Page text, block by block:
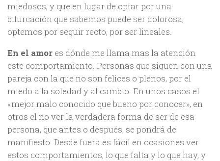
miedosos, y que en lugar de optar por una
bifurcación que sabemos puede ser dolorosa,
optemos por seguir recto, por ser lineales.
En el amor es dónde me llama mas la atención
este comportamiento. Personas que siguen con una
pareja con la que no son felices o plenos, por el
miedo a la soledad y al cambio. En unos casos el
«mejor malo conocido que bueno por conocer», en
otros el no ver la verdadera forma de ser de esa
persona, que antes o después, se pondrá de
manifiesto. Desde fuera es fácil en ocasiones ver
estos comportamientos, lo que falta y lo que hay, y